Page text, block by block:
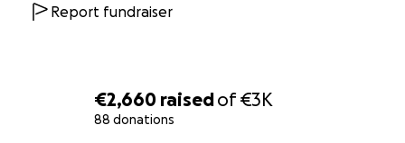
€2,660 raisedof€3K
88 donations
Report fundraiser